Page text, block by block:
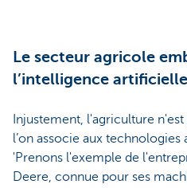
Le secteur agricole
l’intelligence artificielle
Injustement, l'agriculture
l’on associe aux technologies
'Prenons l'exemple de
Deere, connue pour ses